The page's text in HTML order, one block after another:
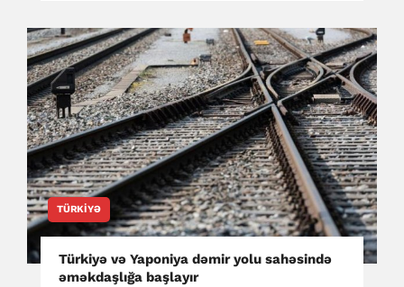
TÜRKIYƏ
Türkiyə və Yaponiya dəmir yolu sahəsində
əməkdaşlığa başlayır